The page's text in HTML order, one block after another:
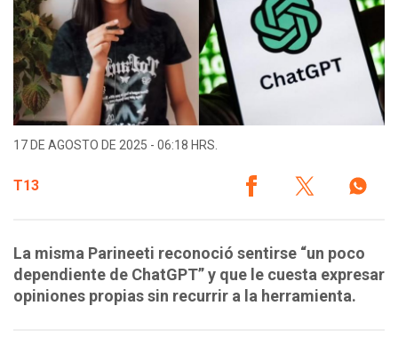
17 DE AGOSTO DE 2025 - 06:18 HRS.
T13
La misma Parineeti reconoció sentirse “un poco
dependiente de ChatGPT” y que le cuesta expresar
opiniones propias sin recurrir a la herramienta.